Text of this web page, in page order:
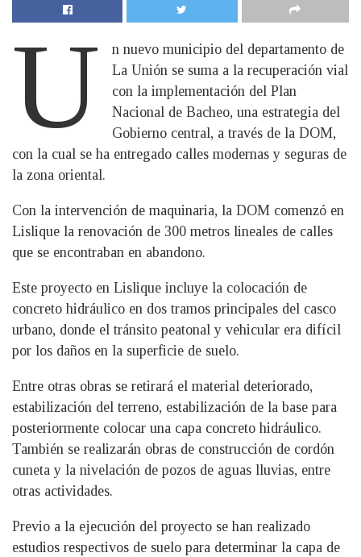
U
n nuevo municipio del departamento de
La Unión se suma a la recuperación vial
con la implementación del Plan
Nacional de Bacheo, una estrategia del
Gobierno central, a través de la DOM,
con la cual se ha entregado calles modernas y seguras de
la zona oriental.
Con la intervención de maquinaria, la DOM comenzó en
Lislique la renovación de 300 metros lineales de calles
que se encontraban en abandono.
Este proyecto en Lislique incluye la colocación de
concreto hidráulico en dos tramos principales del casco
urbano, donde el tránsito peatonal y vehicular era difícil
por los daños en la superficie de suelo.
Entre otras obras se retirará el material deteriorado,
estabilización del terreno, estabilización de la base para
posteriormente colocar una capa concreto hidráulico.
También se realizarán obras de construcción de cordón
cuneta y la nivelación de pozos de aguas lluvias, entre
otras actividades.
Previo a la ejecución del proyecto se han realizado
estudios respectivos de suelo para determinar la capa de